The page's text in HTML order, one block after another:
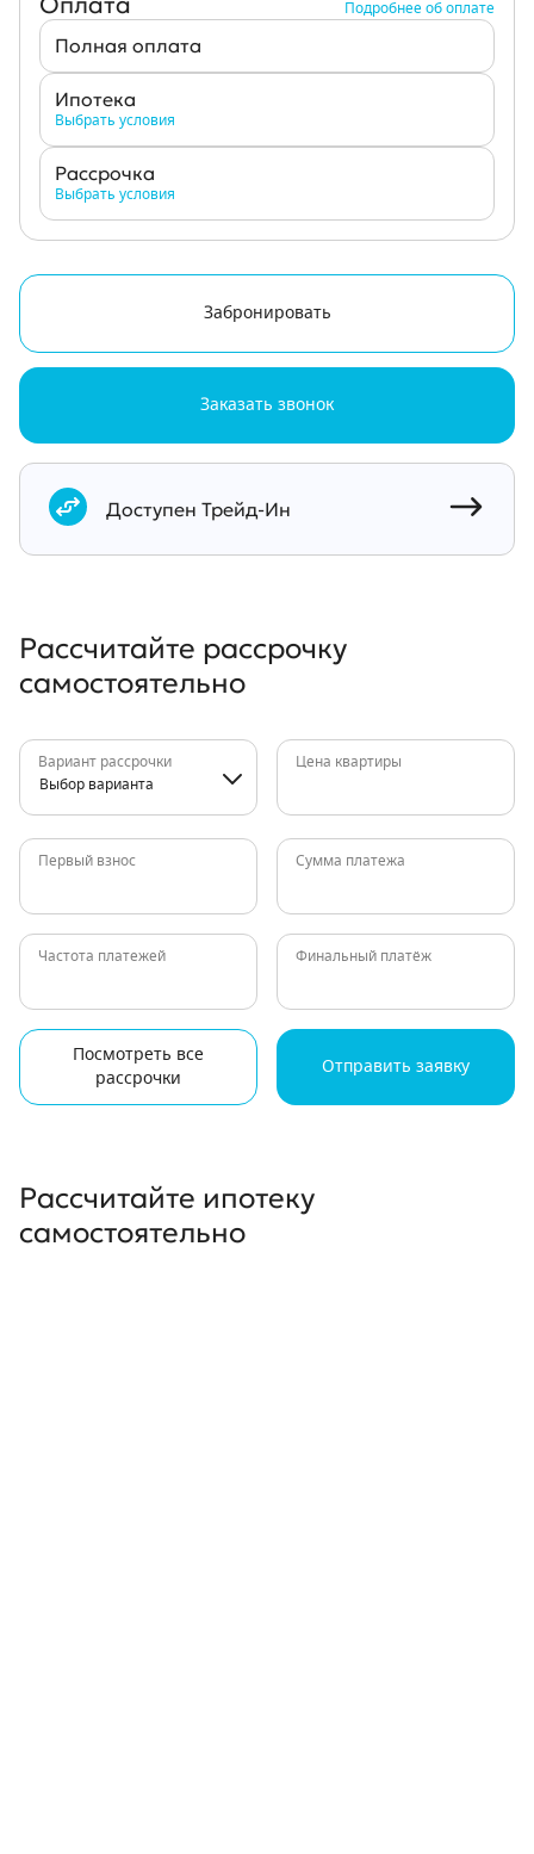
Подробнее об оплате
Полная оплата
Ипотека
Выбрать условия
Рассрочка
Выбрать условия
Забронировать
Заказать звонок
Документы
Доступен Трейд-Ин
Рассчитайте рассрочку
самостоятельно
Вариант рассрочки
Выбор варианта
Цена квартиры
Первый взнос Сумма платежа
Частота платежей Финальный платёж
Посмотреть все
рассрочки
Отправить заявку
Рассчитайте ипотеку
самостоятельно